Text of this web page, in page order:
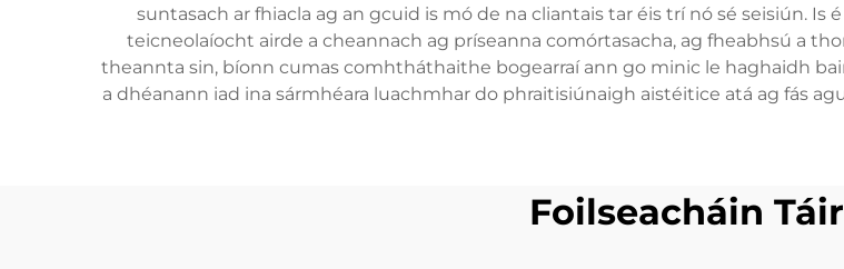
suntasach ar fhiacla ag an gcuid is mó de na cliantais tar éis trí nó sé seisiún.
teicneolaíocht airde a cheannach ag príseanna comórtasacha, ag fheabhsú a
theannta sin, bíonn cumas comhtháthaithe bogearraí ann go minic le haghaidh
a dhéanann iad ina sármhéara luachmhar do phraitisiúnaigh aistéitice atá ag fás
Foilseacháin